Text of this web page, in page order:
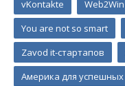
vKontakte Web2Win
You are not so smart
Zavod it-стартапов
Америка для успешных